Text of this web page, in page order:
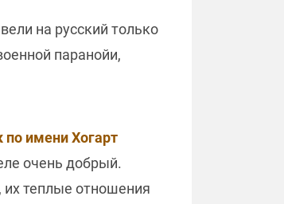
на русский только
паранойи,
по имени Хогарт
очень добрый.
теплые отношения